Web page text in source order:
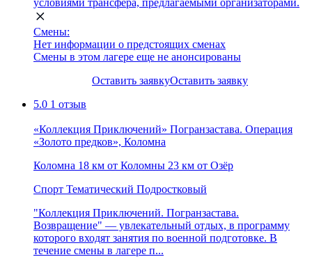
Смены:
Нет информации о предстоящих сменах
Смены в этом лагере еще не анонсированы
Оставить заявкуОставить заявку
5.0 1 отзыв
«Коллекция Приключений» Погранзастава. Операция
«Золото предков», Коломна
Коломна 18 км от Коломны 23 км от Озёр
Спорт Тематический Подростковый
"Коллекция Приключений. Погранзастава.
Возвращение" — увлекательный отдых, в программу
которого входят занятия по военной подготовке. В
течение смены в лагере п...